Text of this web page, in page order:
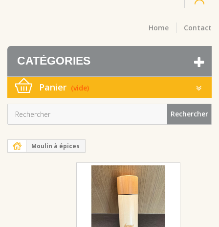
Home Contact
CATÉGORIES
Panier (vide)
Rechercher
Moulin à épices